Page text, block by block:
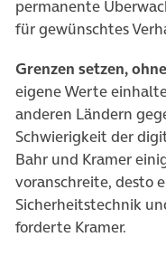
permanente
für gewünschtes
Grenzen setzen,
eigene Werte
anderen Ländern
Schwierigkeit der
Bahr und Kramer
voranschreite, desto
Sicherheitstechnik
forderte Kramer.